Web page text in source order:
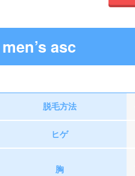
men’s asc
脱毛方法
ヒゲ
胸